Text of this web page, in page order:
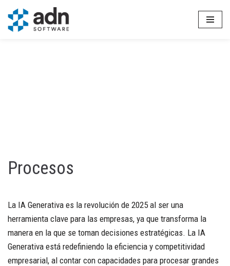
Saltar
Procesos
La IA Generativa es la revolución de 2025 al ser una
herramienta clave para las empresas, ya que transforma la
manera en la que se toman decisiones estratégicas. La IA
Generativa está redefiniendo la eficiencia y competitividad
empresarial, al contar con capacidades para procesar grandes